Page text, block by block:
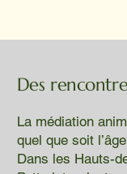
Des
La médiation
quel que soit
Dans les Hauts-